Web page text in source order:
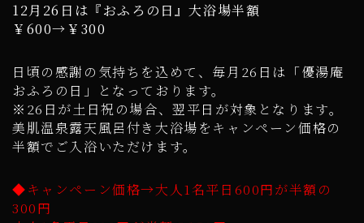
12月26日は『おふろの日』大浴場半額
￥600→￥300
日頃の感謝の気持ちを込めて、毎月26日は「優湯庵
おふろの日」となっております。
※26日が土日祝の場合、翌平日が対象となります。
美肌温泉露天風呂付き大浴場をキャンペーン価格の
半額でご入浴いただけます。
◆キャンペーン価格→大人1名平日600円が半額の
300円